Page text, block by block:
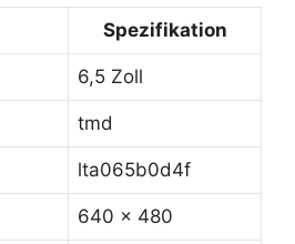
Spezifikation
6,5 Zoll
tmd
lta065b0d4f
640 x 480